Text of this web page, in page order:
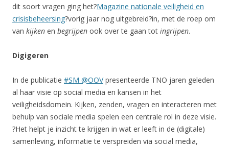
dit soort vragen ging het?Magazine nationale veiligheid en
crisisbeheersing?vorig jaar nog uitgebreid?in, met de roep om
van kijken en begrijpen ook over te gaan tot ingrijpen.
Digigeren
In de publicatie #SM @OOVpresenteerde TNO jaren geleden
al haar visie op social media en kansen in het
veiligheidsdomein. Kijken, zenden, vragen en interacteren met
behulp van sociale media spelen een centrale rol in deze visie.
?Het helpt je inzicht te krijgen in wat er leeft in de (digitale)
samenleving, informatie te verspreiden via social media,